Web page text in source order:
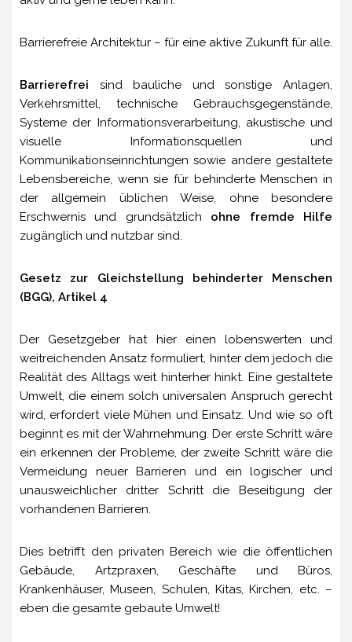
Barrierefreie Architektur – für eine aktive Zukunft für alle.
Barrierefrei sind bauliche und sonstige Anlagen,
Verkehrsmittel, technische Gebrauchsgegenstände,
Systeme der Informationsverarbeitung, akustische und
visuelle Informationsquellen und
Kommunikationseinrichtungen sowie andere gestaltete
Lebensbereiche, wenn sie für behinderte Menschen in
der allgemein üblichen Weise, ohne besondere
Erschwernis und grundsätzlich ohne fremde Hilfe
zugänglich und nutzbar sind.
Gesetz zur Gleichstellung behinderter Menschen
(BGG), Artikel 4
Der Gesetzgeber hat hier einen lobenswerten und
weitreichenden Ansatz formuliert, hinter dem jedoch die
Realität des Alltags weit hinterher hinkt. Eine gestaltete
Umwelt, die einem solch universalen Anspruch gerecht
wird, erfordert viele Mühen und Einsatz. Und wie so oft
beginnt es mit der Wahrnehmung. Der erste Schritt wäre
ein erkennen der Probleme, der zweite Schritt wäre die
Vermeidung neuer Barrieren und ein logischer und
unausweichlicher dritter Schritt die Beseitigung der
vorhandenen Barrieren.
Dies betrifft den privaten Bereich wie die öffentlichen
Gebäude, Artzpraxen, Geschäfte und Büros,
Krankenhäuser, Museen, Schulen, Kitas, Kirchen, etc. –
eben die gesamte gebaute Umwelt!